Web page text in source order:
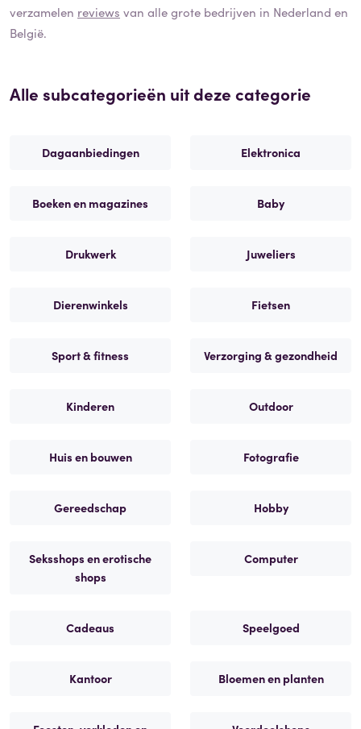
verzamelen reviews van alle grote bedrijven in Nederland en
België.
Alle subcategorieën uit deze categorie
Dagaanbiedingen Elektronica
Boeken en magazines Baby
Drukwerk Juweliers
Dierenwinkels Fietsen
Sport & fitness Verzorging & gezondheid
Kinderen Outdoor
Huis en bouwen Fotografie
Gereedschap Hobby
Seksshops en erotische
shops
Computer
Cadeaus Speelgoed
Kantoor Bloemen en planten